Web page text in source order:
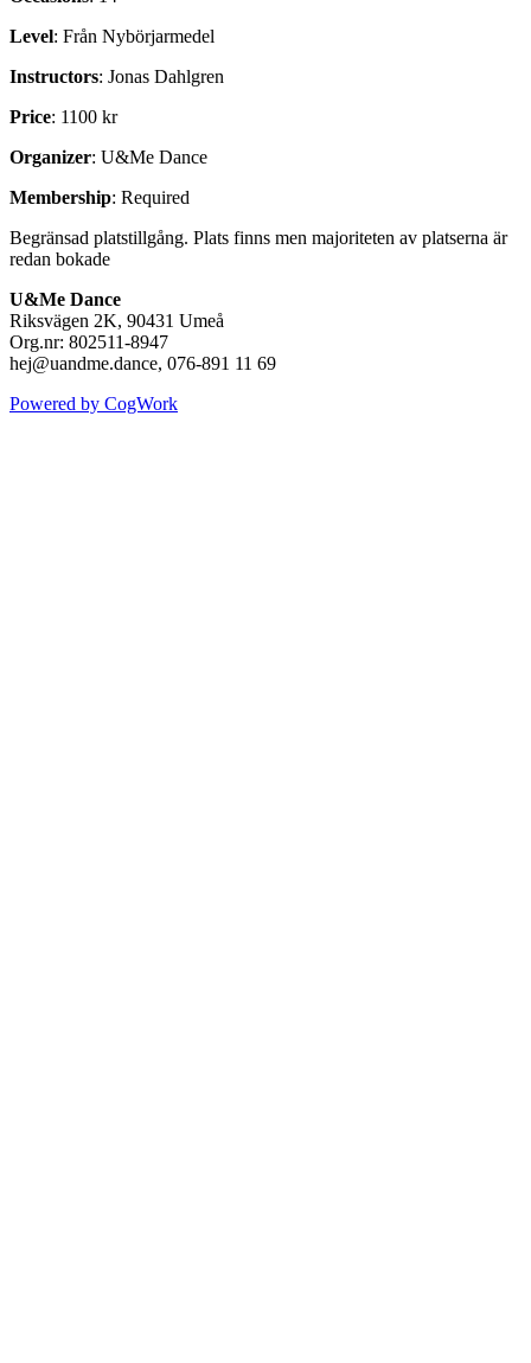
Level: Från Nybörjarmedel
Instructors: Jonas Dahlgren
Price: 1100 kr
Organizer: U&Me Dance
Membership: Required
Begränsad platstillgång. Plats finns men majoriteten av platserna är
redan bokade
U&Me Dance
Riksvägen 2K, 90431 Umeå
Org.nr: 802511-8947
hej@uandme.dance, 076-891 11 69
Powered by CogWork